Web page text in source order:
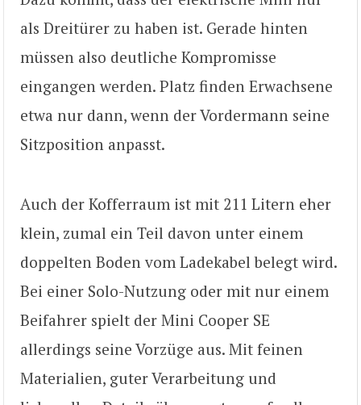
als Dreitürer zu haben ist. Gerade hinten
müssen also deutliche Kompromisse
eingangen werden. Platz finden Erwachsene
etwa nur dann, wenn der Vordermann seine
Sitzposition anpasst.
Auch der Kofferraum ist mit 211 Litern eher
klein, zumal ein Teil davon unter einem
doppelten Boden vom Ladekabel belegt wird.
Bei einer Solo-Nutzung oder mit nur einem
Beifahrer spielt der Mini Cooper SE
allerdings seine Vorzüge aus. Mit feinen
Materialien, guter Verarbeitung und